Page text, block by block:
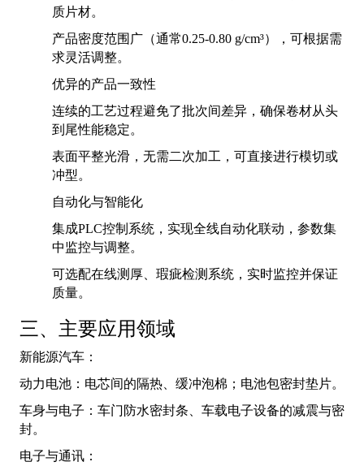
质片材。
产品密度范围广（通常0.25-0.80 g/cm³），可根据需
求灵活调整。
优异的产品一致性
连续的工艺过程避免了批次间差异，确保卷材从头
到尾性能稳定。
表面平整光滑，无需二次加工，可直接进行模切或
冲型。
自动化与智能化
集成PLC控制系统，实现全线自动化联动，参数集
中监控与调整。
可选配在线测厚、瑕疵检测系统，实时监控并保证
质量。
三、主要应用领域
新能源汽车：
动力电池：电芯间的隔热、缓冲泡棉；电池包密封垫片。
车身与电子：车门防水密封条、车载电子设备的减震与密
封。
电子与通讯：